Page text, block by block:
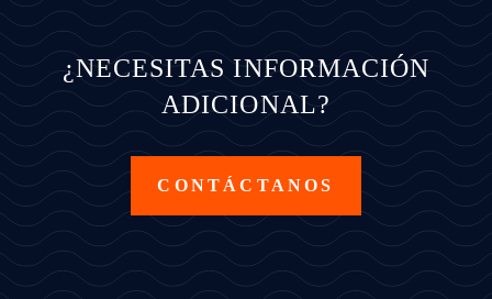
¿NECESITAS INFORMACIÓN
ADICIONAL?
CONTÁCTANOS